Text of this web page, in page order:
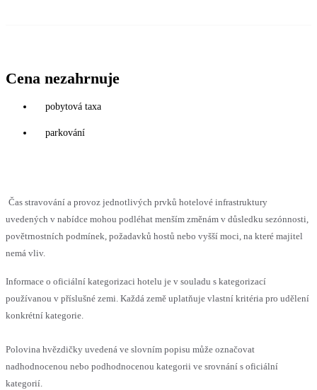
Cena nezahrnuje
pobytová taxa
parkování
Čas stravování a provoz jednotlivých prvků hotelové infrastruktury
uvedených v nabídce mohou podléhat menším změnám v důsledku sezónnosti,
povětrnostních podmínek, požadavků hostů nebo vyšší moci, na které majitel
nemá vliv.
Informace o oficiální kategorizaci hotelu je v souladu s kategorizací
používanou v příslušné zemi. Každá země uplatňuje vlastní kritéria pro udělení
konkrétní kategorie.
Polovina hvězdičky uvedená ve slovním popisu může označovat
nadhodnocenou nebo podhodnocenou kategorii ve srovnání s oficiální
kategorií.